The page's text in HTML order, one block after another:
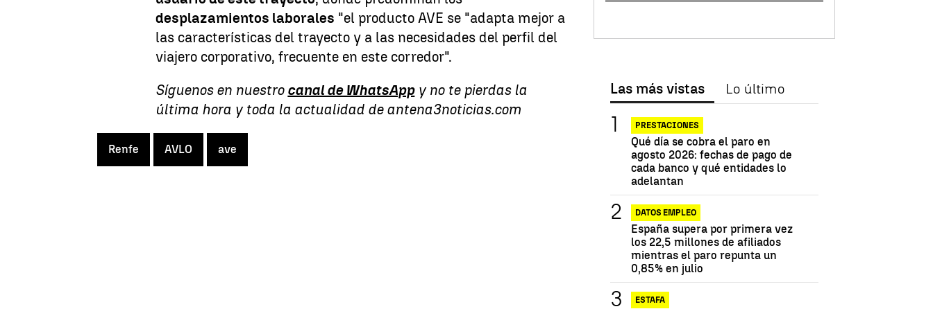
desplazamientos laborales "el producto AVE se "adapta mejor a
las características del trayecto y a las necesidades del perfil del
viajero corporativo, frecuente en este corredor".
Síguenos en nuestro canal de WhatsAppy no te pierdas la
última hora y toda la actualidad de antena3noticias.com
Renfe AVLO ave
Las más vistas Lo último
PRESTACIONES
Qué día se cobra el paro en
agosto 2026: fechas de pago de
cada banco y qué entidades lo
adelantan
DATOS EMPLEO
España supera por primera vez
los 22,5 millones de afiliados
mientras el paro repunta un
0,85% en julio
ESTAFA